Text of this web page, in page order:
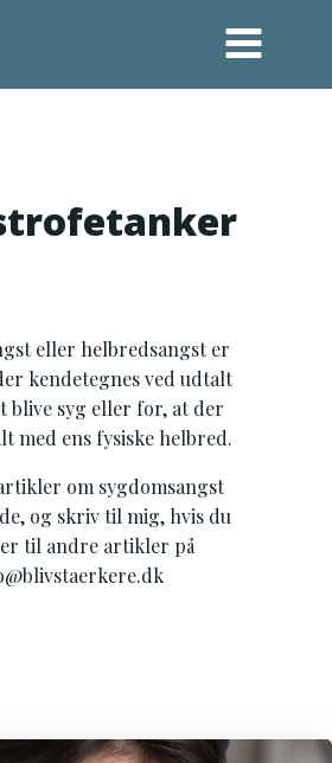
eller helbredsangst er
kendetegnes ved udtalt
blive syg eller for, at der
med ens fysiske helbred.
om sygdomsangst
og skriv til mig, hvis du
til andre artikler på